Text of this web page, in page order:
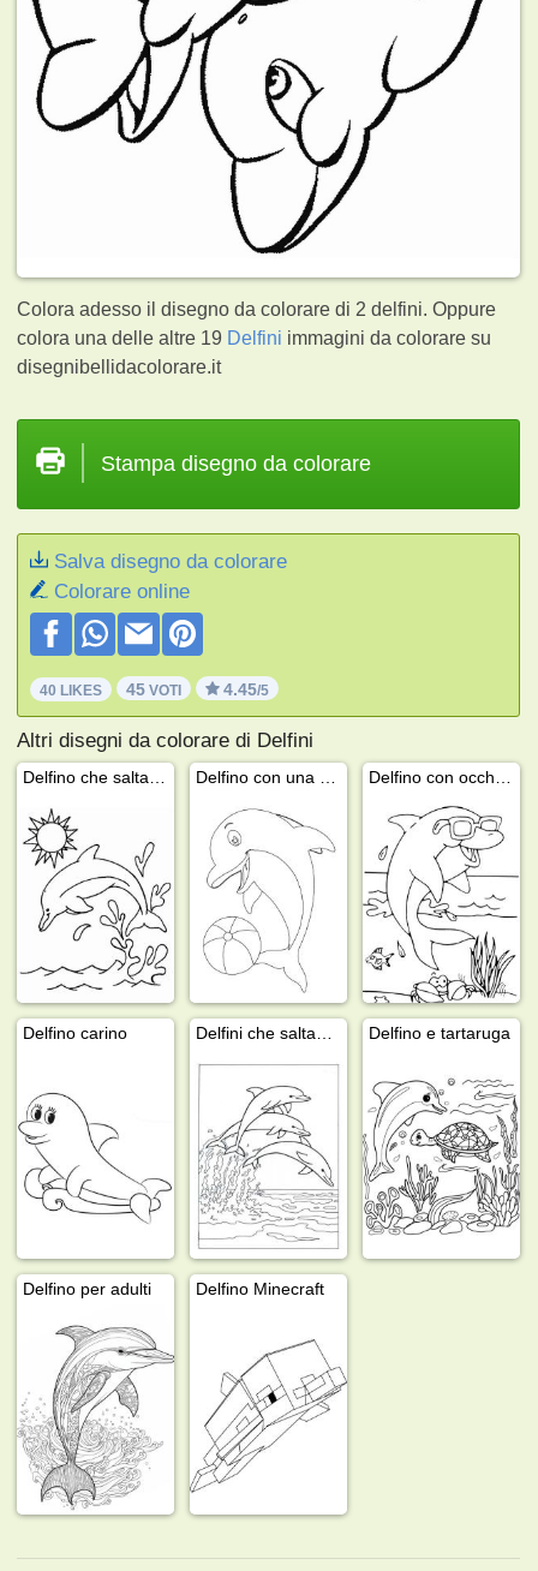
Colora adesso il disegno da colorare di 2 delfini. Oppure
colora una delle altre 19 Delfini immagini da colorare su
disegnibellidacolorare.it
Stampa disegno da colorare
Salva disegno da colorare
Colorare online
40 LIKES 45 VOTI 4.45/5
Altri disegni da colorare di Delfini
Delfino carino Delfino e tartaruga
Delfino per adulti Delfino Minecraft